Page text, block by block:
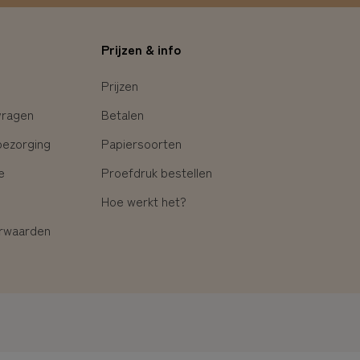
Prijzen & info
Prijzen
Betalen
Papiersoorten
Proefdruk bestellen
Hoe werkt het?